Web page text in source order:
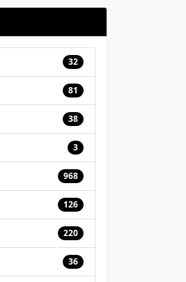
32
81
38
3
968
126
220
36